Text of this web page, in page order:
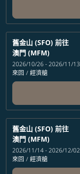
舊金山 (SFO) 前往
澳門 (MFM)
2026/10/26 - 2026/11/13
來回 / 經濟艙
舊金山 (SFO) 前往
澳門 (MFM)
2026/11/14 - 2026/12/02
來回 / 經濟艙